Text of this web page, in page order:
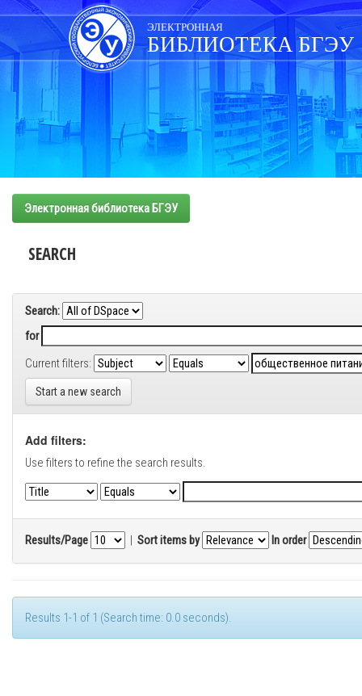
Skip
navigation
ЭЛЕКТРОННАЯ
БИБЛИОТЕКА БГЭУ
Электронная библиотека БГЭУ
SEARCH
Search:
for
Current filters:
Start a new search
Add filters:
Use filters to refine the search results.
Results/Page | Sort items by In order
Results 1-1 of 1 (Search time: 0.0 seconds).